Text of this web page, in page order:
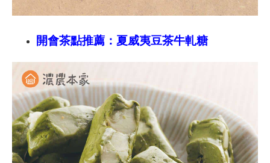
開會茶點推薦：夏威夷豆茶牛軋糖